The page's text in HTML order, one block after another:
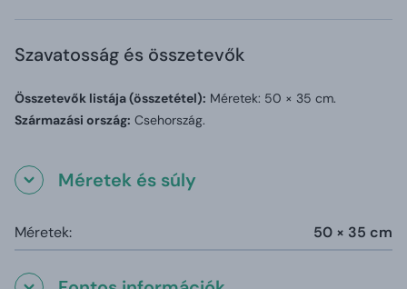
Szavatosság és összetevők
Összetevők listája (összetétel): Méretek: 50 × 35 cm.
Származási ország: Csehország.
Méretek és súly
Méretek: 50 × 35 cm